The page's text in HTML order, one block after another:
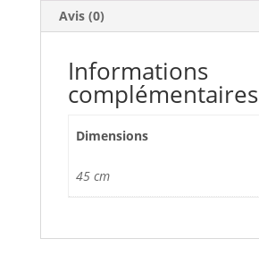
Avis (0)
Informations
complémentaires
Dimensions
45 cm